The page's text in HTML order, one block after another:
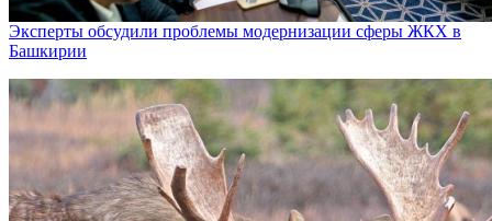
Эксперты обсудили проблемы модернизации сферы ЖКХ в
Башкирии